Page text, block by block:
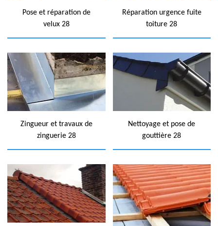
Pose et réparation de
velux 28
Réparation urgence fuite
toiture 28
Zingueur et travaux de
zinguerie 28
Nettoyage et pose de
gouttière 28